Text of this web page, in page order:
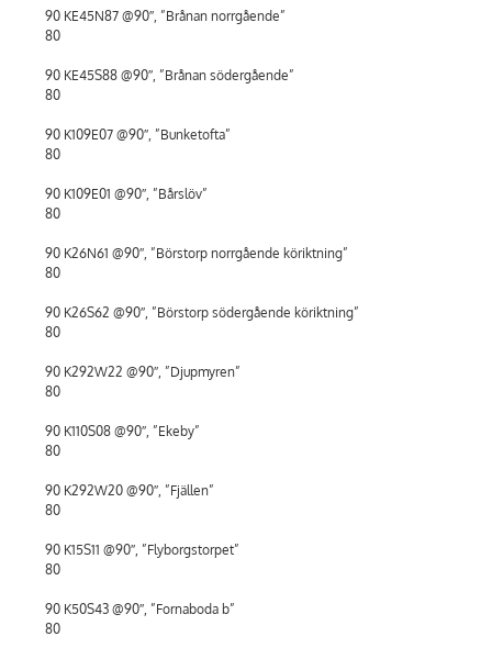
90 KE45N87 @90″, ”Brånan norrgående”
80
90 KE45S88 @90″, ”Brånan södergående”
80
90 K109E07 @90″, ”Bunketofta”
80
90 K109E01 @90″, ”Bårslöv”
80
90 K26N61 @90″, ”Börstorp norrgående köriktning”
80
90 K26S62 @90″, ”Börstorp södergående köriktning”
80
90 K292W22 @90″, ”Djupmyren”
80
90 K110S08 @90″, ”Ekeby”
80
90 K292W20 @90″, ”Fjällen”
80
90 K15S11 @90″, ”Flyborgstorpet”
80
90 K50S43 @90″, ”Fornaboda b”
80